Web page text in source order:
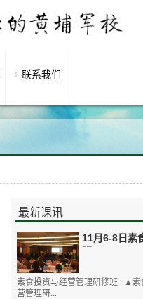
联系我们
最新课讯
11月6-8日素
素食投资与经营管理研修班 ▲素
营管理研...